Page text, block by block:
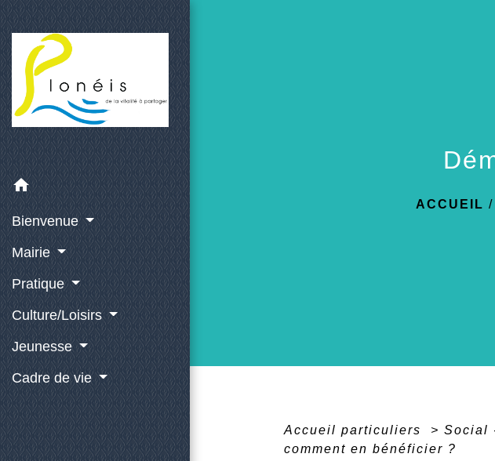
home
Bienvenue
Mairie
Pratique
Culture/Loisirs
Jeunesse
Cadre de vie
ACCUEIL /
Accueil particuliers > Social
comment en bénéficier ?